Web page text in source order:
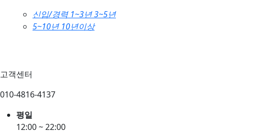
신입/경력 1~3년3~5년
5~10년 10년이상
고객센터
010-4816-4137
평일
12:00 ~ 22:00